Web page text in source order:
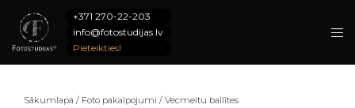
+371 270-22-203
info@fotostudijas.lv
Pieteikties!
Sākumlapa / Foto pakalpojumi / Vecmeitu ballītes